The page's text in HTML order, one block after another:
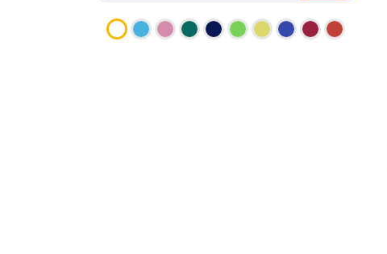
ШИРОКОФОРМАТНАЯ